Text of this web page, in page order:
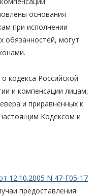
основания
при исполнении
обязанностей, могут
кодекса Российской
и компенсации лицам,
и приравненных к
Кодексом и
12.10.2005 N 47-Г05-17
предоставления